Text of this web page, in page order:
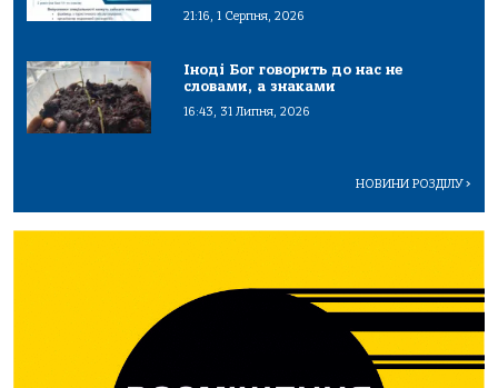
21:16, 1 Серпня, 2026
Іноді Бог говорить до нас не
словами, а знаками
16:43, 31 Липня, 2026
НОВИНИ РОЗДІЛУ>